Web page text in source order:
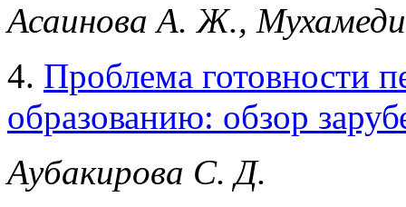
Асаинова А. Ж.,
4. Проблема готовности
образованию: обзор
Аубакирова С. Д.